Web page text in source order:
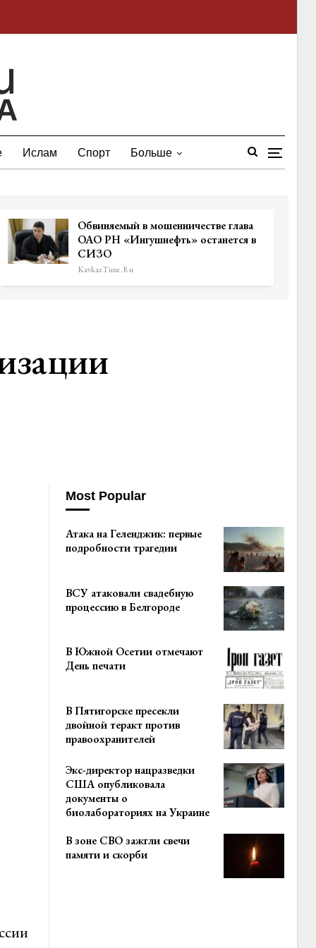
Ислам Спорт Больше
Обвиняемый в мошенничестве глава
ОАО РН «Ингушнефть» останется в
СИЗО
KavkazTime.ru
Most Popular
Атака на Геленджик: первые
подробности трагедии
ВСУ атаковали свадебную
процессию в Белгороде
В Южной Осетии отмечают
День печати
В Пятигорске пресекли
двойной теракт против
правоохранителей
Экс-директор нацразведки
США опубликовала
документы о
биолабораториях на Украине
В зоне СВО зажгли свечи
памяти и скорби